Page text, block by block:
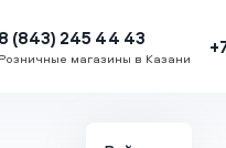
8 (843) 245 44 43
Розничные магазины в Казани